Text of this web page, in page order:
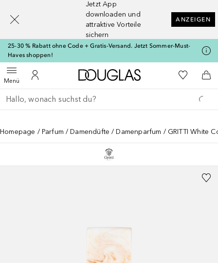
Jetzt App
downloaden und
attraktive Vorteile
sichern
ANZEIGEN
25-30 % Rabatt ohne Code + Gratis-Versand. Jetzt Sommer-Must-
Haves shoppen!
MenüMenü öffnenZu Meinem Kundenkonto
Zur Douglas Startseite
Zu Meiner
Gehe zurück
Suche ausführen
Homepage Parfum Damendüfte Damenparfum GRITTI White
[navigation.slideout.screenreader]